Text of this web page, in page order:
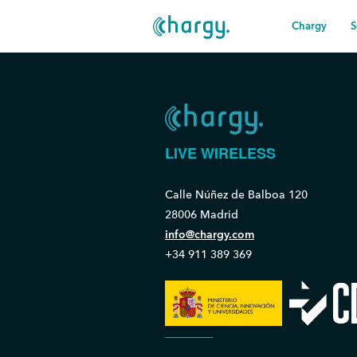
Chargy
LIVE WIRELESS
Calle Núñez de Balboa 120
28006 Madrid
info@chargy.com
+34 911 389 369